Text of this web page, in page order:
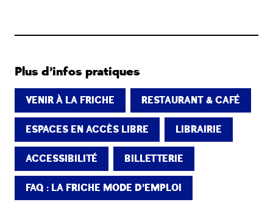
Plus d’infos pratiques
VENIR À LA FRICHE RESTAURANT & CAFÉ
ESPACES EN ACCÈS LIBRE LIBRAIRIE
ACCESSIBILITÉ BILLETTERIE
FAQ : LA FRICHE MODE D’EMPLOI